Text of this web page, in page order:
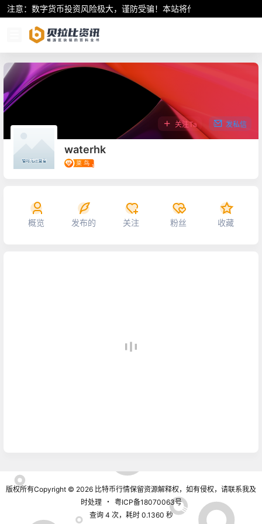
注意：数字货币投资风险极大，谨防受骗！本站将作为行业资讯共享
waterhk
关注Ta 发私信
概览 发布的 关注 粉丝 收藏
版权所有Copyright © 2026 比特币行情保留资源解释权，如有侵权，请联系我及
时处理
・ 粤ICP备18070063号
查询 4 次，耗时 0.1360 秒